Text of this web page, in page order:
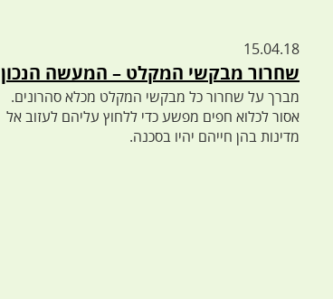
15.04.18
שחרור מבקשי המקלט – המעשה הנכון
מברך על שחרור כל מבקשי המקלט מכלא סהרונים.
אסור לכלוא חפים מפשע כדי ללחוץ עליהם לעזוב אל
מדינות בהן חייהם יהיו בסכנה.